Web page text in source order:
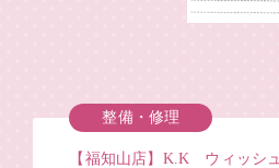
整備・修理
【福知山店】K.K ウィッシュ